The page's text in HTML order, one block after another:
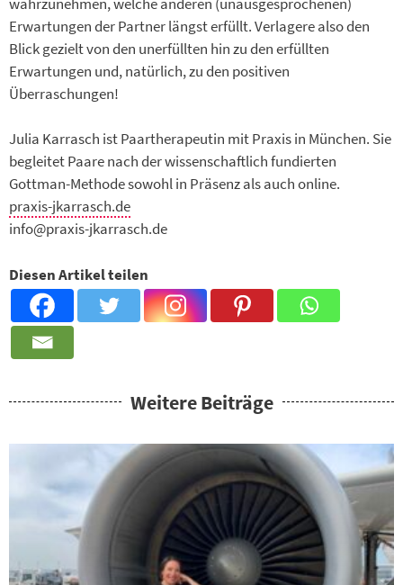
Erwartungen der Partner längst erfüllt. Verlagere also den
Blick gezielt von den unerfüllten hin zu den erfüllten
Erwartungen und, natürlich, zu den positiven
Überraschungen!
Julia Karrasch ist Paartherapeutin mit Praxis in München. Sie
begleitet Paare nach der wissenschaftlich fundierten
Gottman-Methode sowohl in Präsenz als auch online.
praxis-jkarrasch.de
info@praxis-jkarrasch.de
Diesen Artikel teilen
Weitere Beiträge